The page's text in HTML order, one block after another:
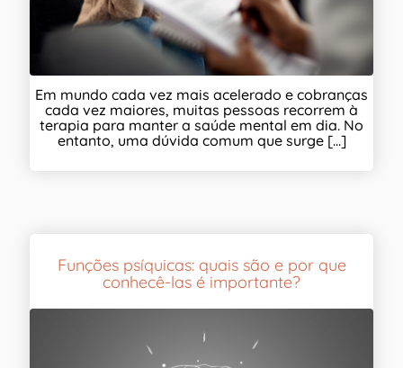
Em mundo cada vez mais acelerado e cobranças
cada vez maiores, muitas pessoas recorrem à
terapia para manter a saúde mental em dia. No
entanto, uma dúvida comum que surge [...]
Funções psíquicas: quais são e por que
conhecê-las é importante?